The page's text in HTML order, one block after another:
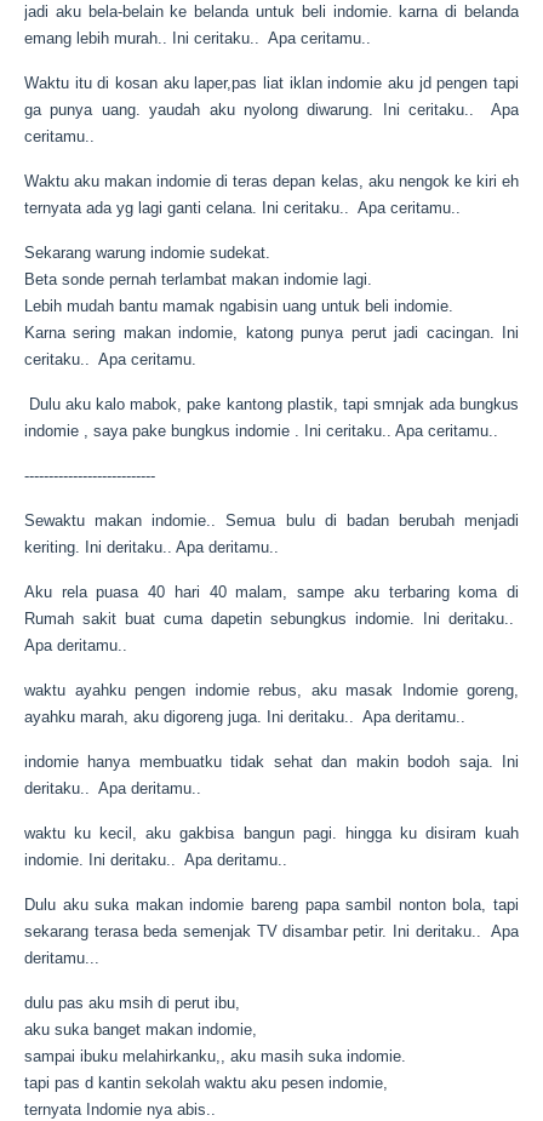
jadi aku bela-belain ke belanda untuk beli indomie. karna di belanda
emang lebih murah.. Ini ceritaku.. Apa ceritamu..
Waktu itu di kosan aku laper,pas liat iklan indomie aku jd pengen tapi
ga punya uang. yaudah aku nyolong diwarung.
Ini ceritaku.. Apa
ceritamu..
Waktu aku makan indomie di teras depan kelas, aku nengok ke kiri eh
ternyata ada yg lagi ganti celana. Ini ceritaku.. Apa ceritamu..
Sekarang warung indomie sudekat.
Beta sonde pernah terlambat makan indomie lagi.
Lebih mudah bantu mamak ngabisin uang untuk beli indomie.
Karna sering makanindomie, katong punya perut jadi cacingan.
Ini
ceritaku.. Apa ceritamu.
Dulu aku kalo mabok, pake kantong plastik, tapi smnjak ada bungkus
indomie , saya pake bungkus indomie . Ini ceritaku.. Apa ceritamu..
---------------------------
Sewaktu makan indomie.. Semua bulu di badan berubah menjadi
keriting. Ini deritaku.. Apa deritamu..
Aku rela puasa 40 hari 40 malam, sampe aku terbaring koma di
Rumah sakit buat cuma dapetin sebungkus indomie.
Ini deritaku..
Apa deritamu..
waktu ayahku pengen indomie rebus, aku masak Indomie goreng,
ayahku marah, aku digoreng juga. Ini deritaku.. Apa deritamu..
indomie hanya membuatku tidak sehat dan makin bodoh saja.
Ini
deritaku.. Apa deritamu..
waktu ku kecil, aku gakbisa bangun pagi. hingga ku disiram kuah
indomie. Ini deritaku.. Apa deritamu..
Dulu aku suka makanindomie bareng papa sambil nonton bola, tapi
sekarang terasa beda semenjak TV disambar petir.
Ini deritaku.. Apa
deritamu...
dulu pas aku msih di perut ibu,
aku suka banget makan indomie,
sampai ibuku melahirkanku,, aku masih suka indomie.
tapi pas d kantin sekolah waktu aku pesen indomie,
ternyata Indomie nya abis..